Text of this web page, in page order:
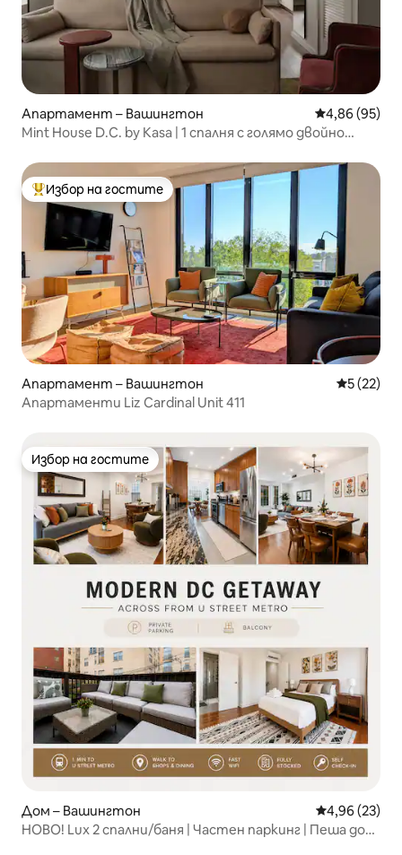
Апартамент – Вашингтон Средна
4,86 (95)
Mint House D.C. by Kasa | 1 спалня с голямо двойно
Най-популярен избор на гостите
Избор на гостите
Апартамент – Вашингтон Средна
5 (22)
Апартаменти Liz Cardinal Unit 411
Избор на гостите
Избор на гостите
Дом – Вашингтон Средна
4,96 (23)
НОВО! Lux 2 спални/баня | Частен паркинг | Пеша до